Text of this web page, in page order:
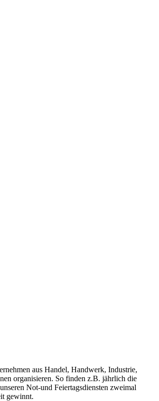
aus Handel, Handwerk, Industrie,
organisieren. So finden z.B. jährlich die
Not-und Feiertagsdiensten zweimal
gewinnt.